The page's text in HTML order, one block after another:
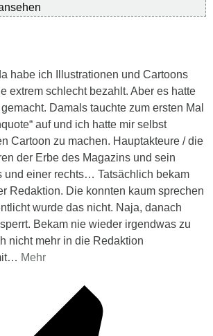
habe ich Illustrationen und Cartoons
extrem schlecht bezahlt. Aber es hatte
Damals tauchte zum ersten Mal
auf und ich hatte mir selbst
Cartoon zu machen. Hauptakteure / die
der Erbe des Magazins und sein
und einer rechts… Tatsächlich bekam
Redaktion. Die konnten kaum sprechen
wurde das nicht. Naja, danach
Bekam nie wieder irgendwas zu
nicht mehr in die Redaktion
… Mehr